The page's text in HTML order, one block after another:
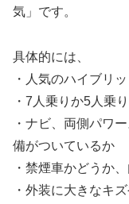
気」です。
具体的には、
・人気のハイブリ
・7人乗りか5人乗
・ナビ、両側パワ
備がついているか
・禁煙車かどうか
・外装に大きなキ